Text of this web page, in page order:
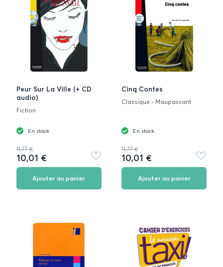
Peur Sur La Ville (+ CD
audio)
Fiction
En stock
11,77 €
10,01 €
Ajouter
aux
Ajouter au panier
Cinq Contes
Classique - Maupassant
En stock
11,77 €
10,01 €
Ajouter
aux
Ajouter au panier